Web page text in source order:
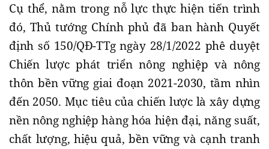
Cụ thể, nằm trong nỗ lực thực hiện tiến trình
đó, Thủ tướng Chính phủ đã ban hành Quyết
định số 150/QĐ-TTg ngày 28/1/2022 phê duyệt
Chiến lược phát triển nông nghiệp và nông
thôn bền vững giai đoạn 2021-2030, tầm nhìn
đến 2050. Mục tiêu của chiến lược là xây dựng
nền nông nghiệp hàng hóa hiện đại, năng suất,
chất lượng, hiệu quả, bền vững và cạnh tranh